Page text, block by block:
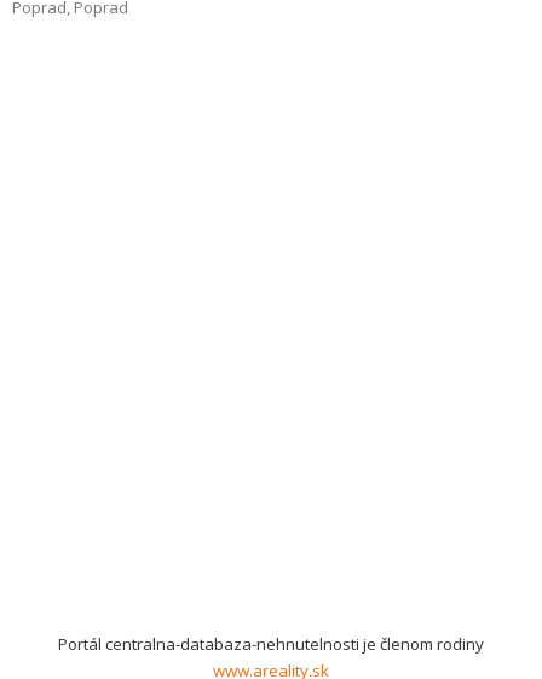
Poprad, Poprad
Portál centralna-databaza-nehnutelnosti je členom rodiny
www.areality.sk